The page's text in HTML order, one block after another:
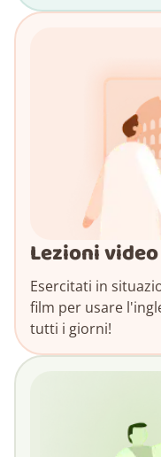
Lezioni video
Esercitati in
film per usare
tutti i giorni!